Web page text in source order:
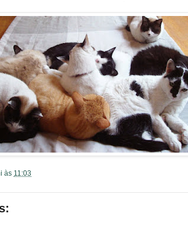
às 11:03